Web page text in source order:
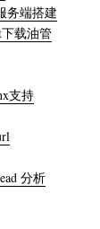
务端搭建
载油管
支持
分析